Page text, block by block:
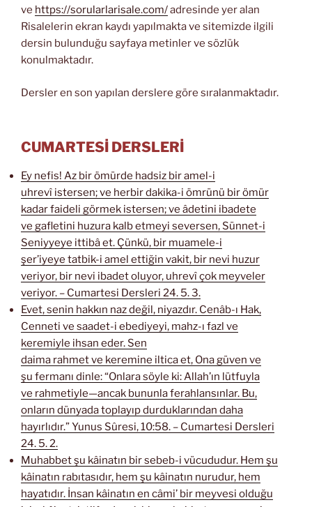
ve https://sorularlarisale.com/adresinde yer alan
Risalelerin ekran kaydı yapılmakta ve sitemizde ilgili
dersin bulunduğu sayfaya metinler ve sözlük
konulmaktadır.
Dersler en son yapılan derslere göre sıralanmaktadır.
CUMARTESİ DERSLERİ
Ey nefis! Az bir ömürde hadsiz bir amel-i
uhrevî istersen; ve herbir dakika-i ömrünü bir ömür
kadar faideli görmek istersen; ve âdetini ibadete
ve gafletini huzura kalb etmeyi seversen, Sünnet-i
Seniyyeye ittibâ et. Çünkü, bir muamele-i
şer’iyeye tatbik-i amel ettiğin vakit, bir nevi huzur
veriyor, bir nevi ibadet oluyor, uhrevî çok meyveler
veriyor. – Cumartesi Dersleri 24. 5. 3.
Evet, senin hakkın naz değil, niyazdır. Cenâb-ı Hak,
Cenneti ve saadet-i ebediyeyi, mahz-ı fazl ve
keremiyle ihsan eder. Sen
daima rahmet ve keremine iltica et, Ona güven ve
şu fermanı dinle: “Onlara söyle ki: Allah’ın lütfuyla
ve rahmetiyle—ancak bununla ferahlansınlar. Bu,
onların dünyada toplayıp durduklarından daha
hayırlıdır.” Yunus Sûresi, 10:58. – Cumartesi Dersleri
24. 5. 2.
Muhabbet şu kâinatın bir sebeb-i vücududur. Hem şu
kâinatın rabıtasıdır, hem şu kâinatın nurudur, hem
hayatıdır. İnsan kâinatın en câmi’ bir meyvesi olduğu